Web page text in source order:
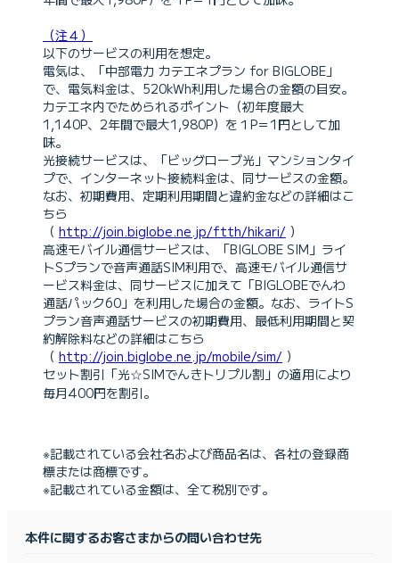
（注４）
以下のサービスの利用を想定。
電気は、「中部電力 カテエネプラン for BIGLOBE」
で、電気料金は、520kWh利用した場合の金額の目安。
カテエネ内でためられるポイント（初年度最大
1,140P、2年間で最大1,980P）を１P＝1円として加
味。
光接続サービスは、「ビッグローブ光」マンションタイ
プで、インターネット接続料金は、同サービスの金額。
なお、初期費用、定期利用期間と違約金などの詳細はこ
ちら
（ http://join.biglobe.ne.jp/ftth/hikari/ ）
高速モバイル通信サービスは、「BIGLOBE SIM」ライ
トSプランで音声通話SIM利用で、高速モバイル通信サ
ービス料金は、同サービスに加えて「BIGLOBEでんわ
通話パック60」を利用した場合の金額。なお、ライトS
プラン音声通話サービスの初期費用、最低利用期間と契
約解除料などの詳細はこちら
（ http://join.biglobe.ne.jp/mobile/sim/ ）
セット割引「光☆SIMでんきトリプル割」の適用により
毎月400円を割引。
※記載されている会社名および商品名は、各社の登録商
標または商標です。
※記載されている金額は、全て税別です。
本件に関するお客さまからの問い合わせ先